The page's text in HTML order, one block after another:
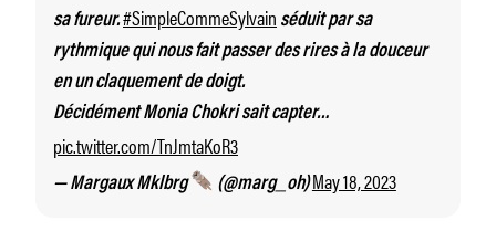
sa fureur.#SimpleCommeSylvain séduit par sa
rythmique qui nous fait passer des rires à la douceur
en un claquement de doigt.
Décidément Monia Chokri sait capter…
pic.twitter.com/TnJmtaKoR3
— Margaux Mklbrg (@marg_oh)May 18, 2023